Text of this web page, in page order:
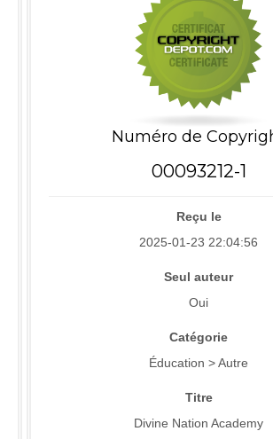
Numéro de
00093212-1
Reçu le
2025-01-23 22:04:56
Seul auteur
Oui
Catégorie
Éducation > Autre
Titre
Divine Nation Academy